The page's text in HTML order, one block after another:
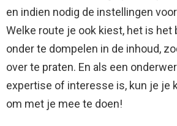
en indien nodig de instellingen
Welke route je ook kiest, het is
onder te dompelen in de inhoud,
over te praten. En als een
expertise of interesse is, kun je je
om met je mee te doen!